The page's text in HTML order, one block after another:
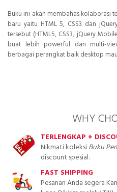
Buku ini akan membahas kolaborasi
baru yaitu HTML 5, CSS3 dan
tersebut (HTML5, CSS3, jQuery
buat lebih powerful dan multi-
berbagai perangkat baik desktop
WHY
TERLENGKAP +
Nikmati koleksiBuku
discount spesial.
FAST SHIPPING
Pesanan Anda segera